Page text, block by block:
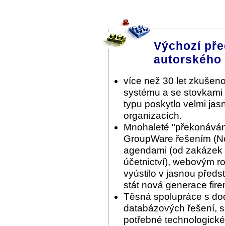
Výchozí
autorského
více než 30 let
systému a se
typu poskytlo velmi
organizacích.
Mnohaleté
GroupWare řešením
agendami (od
účetnictví), webovým
vyústilo v jasnou
stát nová generace
Těsná spolupráce s
databázových řešení,
potřebné